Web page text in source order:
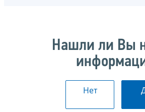
Нашли ли Вы
Нет